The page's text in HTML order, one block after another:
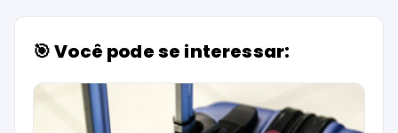
🎯 Você pode se interessar: